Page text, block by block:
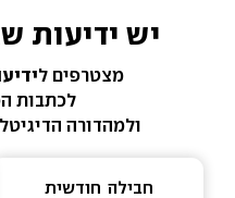
יש ידיעות
מצטרפים ל
לכתבות
ולמהדורה
חבילה חודשית